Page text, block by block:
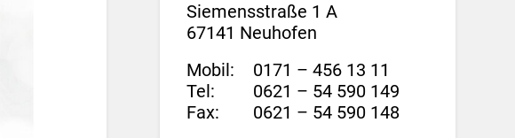
Siemensstraße 1 A
67141 Neuhofen
Mobil:
0171 – 456 13 11
Tel:
0621 – 54 590 149
Fax:
0621 – 54 590 148